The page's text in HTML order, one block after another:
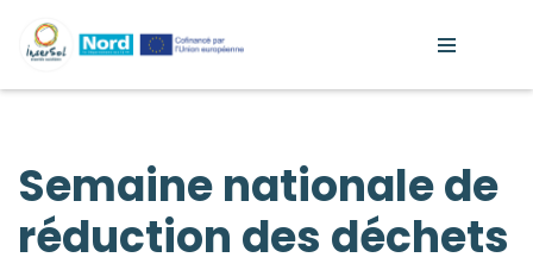
Aller
au
Semaine nationale de
réduction des déchets